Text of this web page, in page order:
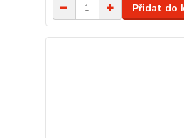
Přidat do